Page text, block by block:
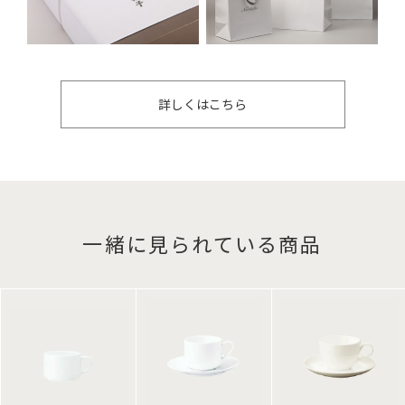
詳しくはこちら
一緒に見られている商品